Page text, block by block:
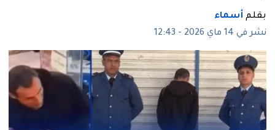
بقلم أسماء
نشر في 14 ماي 2026 - 12:43